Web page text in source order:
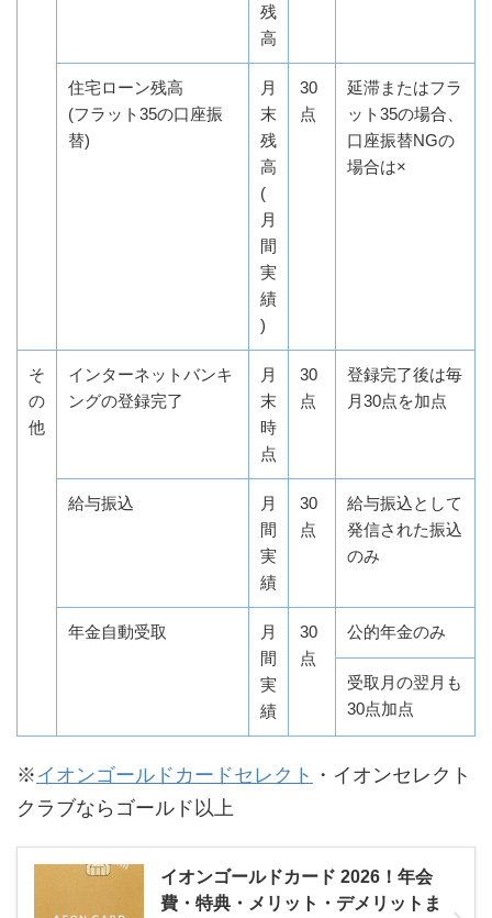
残
高
住宅ローン残高
(フラット35の口座振
替)
月
末
残
高
(
月
間
実
績
)
30
点
延滞またはフラ
ット35の場合、
口座振替NGの
場合は×
そ
の
他
インターネットバンキ
ングの登録完了
月
末
時
点
30
点
登録完了後は毎
月30点を加点
給与振込
月
間
実
績
30
点
給与振込として
発信された振込
のみ
年金自動受取
月
間
実
績
30
点
公的年金のみ
受取月の翌月も
30点加点
※ イオンゴールドカードセレクト ・イオンセレクト
クラブならゴールド以上
イオンゴールドカード 2026！年会
費・特典・メリット・デメリットま